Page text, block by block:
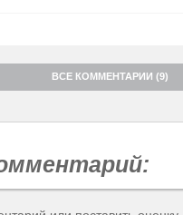
ВСЕ КОММЕНТАРИИ (9)